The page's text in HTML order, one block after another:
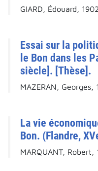
GIARD, Édouard, 1902
Essai sur la
le Bon dans les
siècle]. [Thèse].
MAZERAN, Georges,
La vie
Bon. (Flandre,
MARQUANT, Robert,